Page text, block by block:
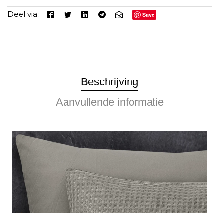
Deel via Save
Beschrijving
Aanvullende informatie